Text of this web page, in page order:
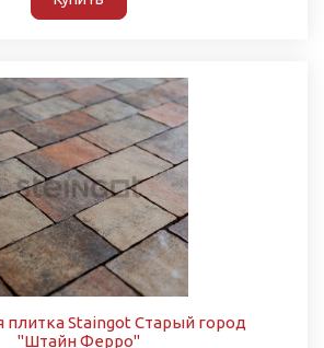
плитка Staingot Старый город
"Штайн Ферро"